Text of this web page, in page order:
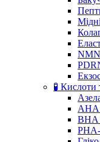
NMN
🧪 Кислоти
AHA
BHA